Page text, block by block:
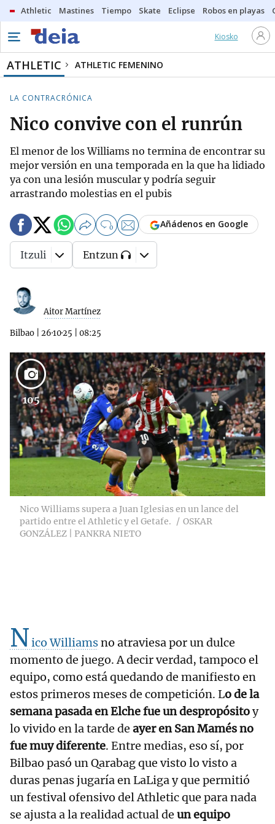
Athletic Mastines Tiempo Skate Eclipse Robos en playas
Kiosko
ATHLETIC ATHLETIC FEMENINO
LA CONTRACRÓNICA
Nico convive con el runrún
El menor de los Williams no termina de encontrar su
mejor versión en una temporada en la que ha lidiado
ya con una lesión muscular y podría seguir
arrastrando molestias en el pubis
Aitor Martínez
Bilbao 26·10·25 08:25
0 Añádenos en Google
Itzuli Entzun
105
Nico Williams supera a Juan Iglesias en un lance del
partido entre el Athletic y el Getafe.
OSKAR
GONZÁLEZ | PANKRA NIETO
Nico Williamsno atraviesa por un dulce
momento de juego. A decir verdad, tampoco el
equipo, como está quedando de manifiesto en
estos primeros meses de competición. Lo de la
semana pasada en Elche fue un despropósitoy
lo vivido en la tarde de ayer en San Mamés no
fue muy diferente. Entre medias, eso sí, por
Bilbao pasó un Qarabag que visto lo visto a
duras penas jugaría en LaLiga y que permitió
un festival ofensivo del Athletic que para nada
se ajusta a la realidad actual de un equipo